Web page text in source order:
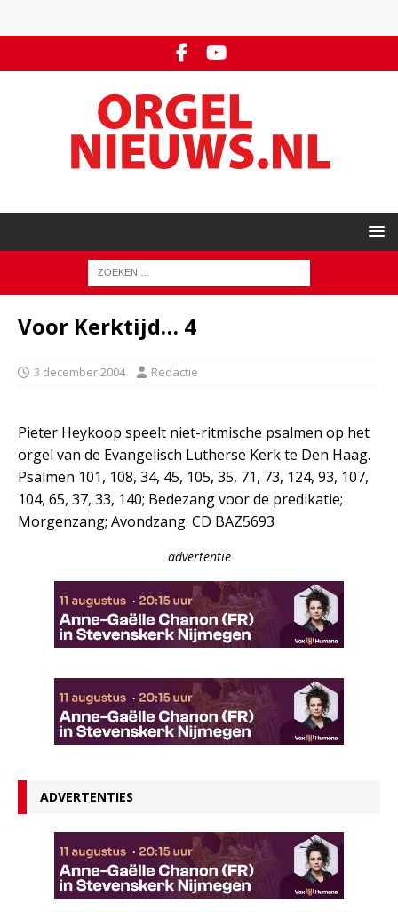
Voor Kerktijd… 4
3 december 2004 Redactie
Pieter Heykoop speelt niet-ritmische psalmen op het
orgel van de Evangelisch Lutherse Kerk te Den Haag.
Psalmen 101, 108, 34, 45, 105, 35, 71, 73, 124, 93, 107,
104, 65, 37, 33, 140; Bedezang voor de predikatie;
Morgenzang; Avondzang. CD BAZ5693
advertentie
ADVERTENTIES